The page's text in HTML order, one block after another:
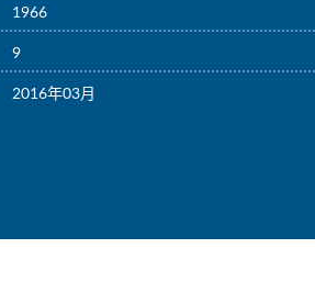
1966
9
2016年03月